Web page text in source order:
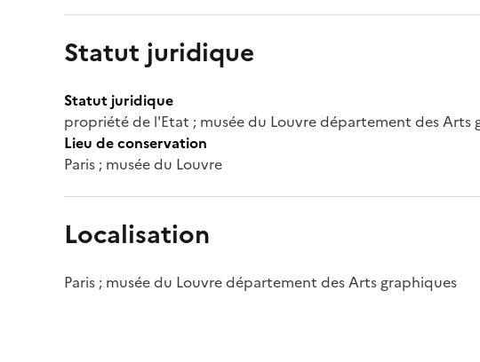
Statut juridique
Statut juridique
propriété de l'Etat ; musée du Louvre département des Arts
Lieu de conservation
Paris ; musée du Louvre
Localisation
Paris ; musée du Louvre département des Arts graphiques